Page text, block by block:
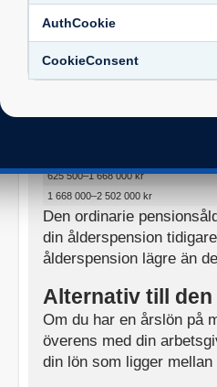
AuthCookie
CookieConsent
mellan 7,5 och 20
inkomstbasbelopp får du
Inkomstbasbeloppet är
625 500–1 668 000 kr
1 668 000–2 502 000 kr
Den ordinarie
din ålderspension
ålderspension lägre än
Alternativ till
Om du har en årslön på
överens med din
din lön som ligger